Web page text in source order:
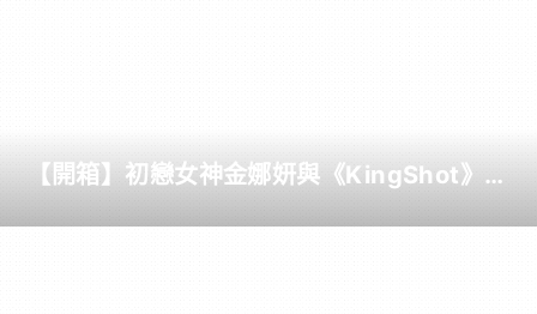
-
Paradaily
【開箱】初戀女神金娜妍與《KingShot》再